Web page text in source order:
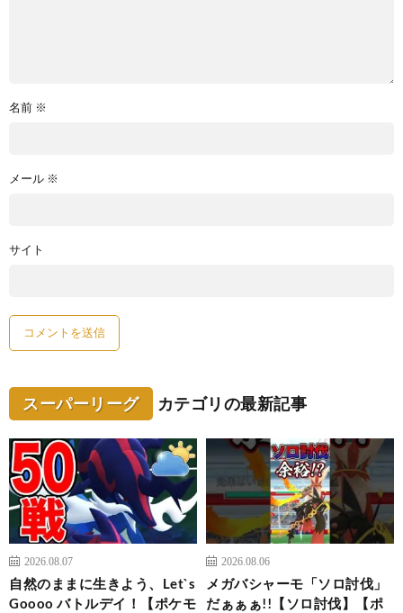
名前 ※
メール ※
サイト
スーパーリーグ カテゴリの最新記事
2026.08.07
自然のままに生きよう、Let`s
Goooo バトルデイ！【ポケモ
2026.08.06
メガバシャーモ「ソロ討伐」
だぁぁぁ!!【ソロ討伐】【ポ